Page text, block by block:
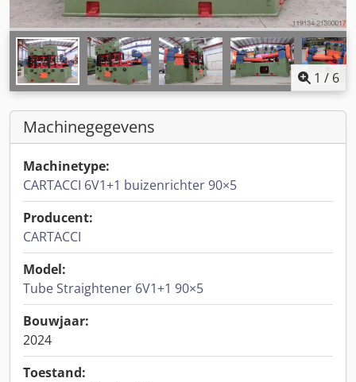
1 / 6
Machinegegevens
Machinetype:
CARTACCI 6V1+1 buizenrichter 90×5
Producent:
CARTACCI
Model:
Tube Straightener 6V1+1 90×5
Bouwjaar:
2024
Toestand: